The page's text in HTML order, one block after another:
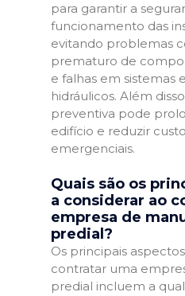
para garantir a
funcionamento das
evitando problemas
prematuro de
e falhas em sistemas
hidráulicos. Além
preventiva pode
edifício e reduzir
emergenciais.
Quais são os
a considerar ao
empresa de
predial?
Os principais
contratar uma
predial incluem a